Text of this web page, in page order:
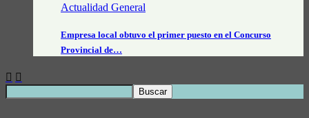
Actualidad General
Empresa local obtuvo el primer puesto en el Concurso
Provincial de…